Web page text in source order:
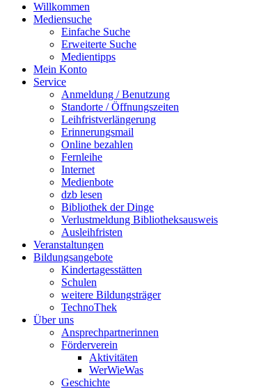
Willkommen
Mediensuche
Einfache Suche
Erweiterte Suche
Medientipps
Mein Konto
Service
Anmeldung / Benutzung
Standorte / Öffnungszeiten
Leihfristverlängerung
Erinnerungsmail
Online bezahlen
Fernleihe
Internet
Medienbote
dzb lesen
Bibliothek der Dinge
Verlustmeldung Bibliotheksausweis
Ausleihfristen
Veranstaltungen
Bildungsangebote
Kindertagesstätten
Schulen
weitere Bildungsträger
TechnoThek
Über uns
Ansprechpartnerinnen
Förderverein
Aktivitäten
WerWieWas
Geschichte